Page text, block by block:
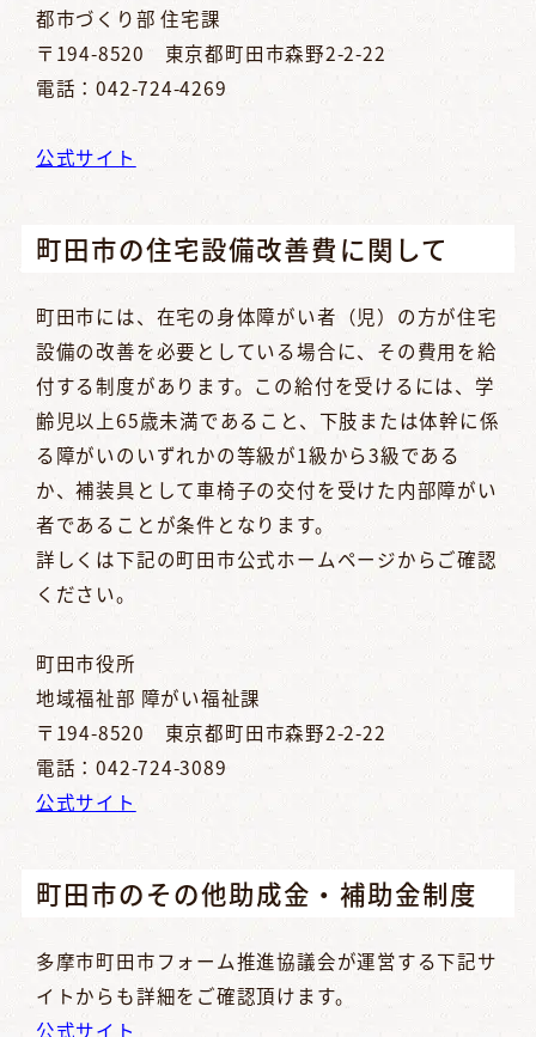
都市づくり部 住宅課
〒194-8520 東京都町田市森野2-2-22
電話：042-724-4269
公式サイト
町田市の住宅設備改善費に関して
町田市には、在宅の身体障がい者（児）の方が住宅
設備の改善を必要としている場合に、その費用を給
付する制度があります。この給付を受けるには、学
齢児以上65歳未満であること、下肢または体幹に係
る障がいのいずれかの等級が1級から3級である
か、補装具として車椅子の交付を受けた内部障がい
者であることが条件となります。
詳しくは下記の町田市公式ホームページからご確認
ください。
町田市役所
地域福祉部 障がい福祉課
〒194-8520 東京都町田市森野2-2-22
電話：042-724-3089
公式サイト
町田市のその他助成金・補助金制度
多摩市町田市フォーム推進協議会が運営する下記サ
イトからも詳細をご確認頂けます。
公式サイト